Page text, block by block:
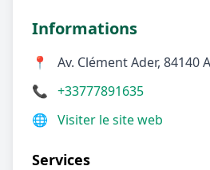
Informations
📍
Av. Clément Ader, 84140
📞 +33777891635
🌐 Visiter le site web
Services